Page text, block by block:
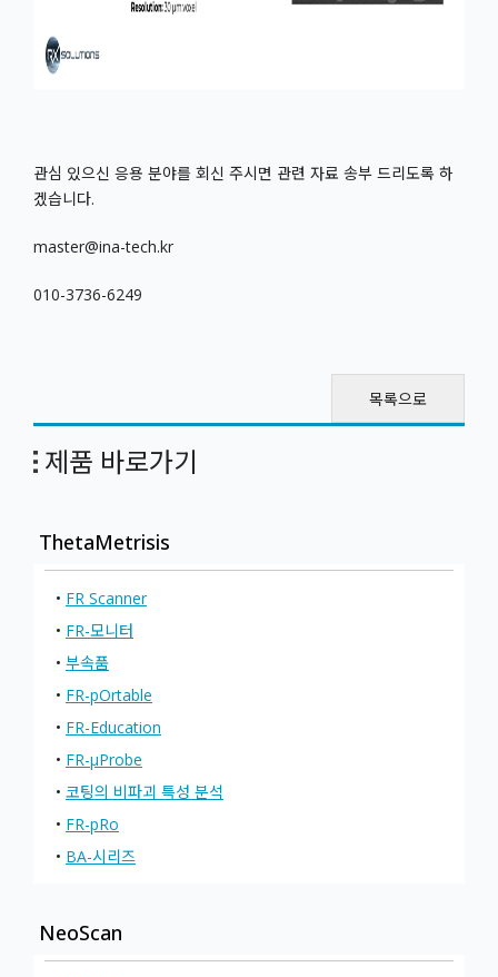
관심 있으신 응용 분야를 회신 주시면 관련 자료 송부 드리도록 하
겠습니다.
master@ina-tech.kr
010-3736-6249
목록으로
제품 바로가기
ThetaMetrisis
• FR Scanner
• FR-모니터
• 부속품
• FR-pOrtable
• FR-Education
• FR-μProbe
• 코팅의 비파괴 특성 분석
• FR-pRo
• BA-시리즈
NeoScan